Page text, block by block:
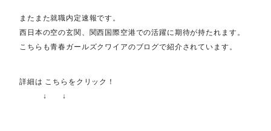
またまた就職内定速報です。
西日本の空の玄関、関西国際空港での活躍に期待が持たれます。
こちらも青春ガールズクワイアのブログで紹介されています。
詳細は こちらをクリック！
↓ ↓